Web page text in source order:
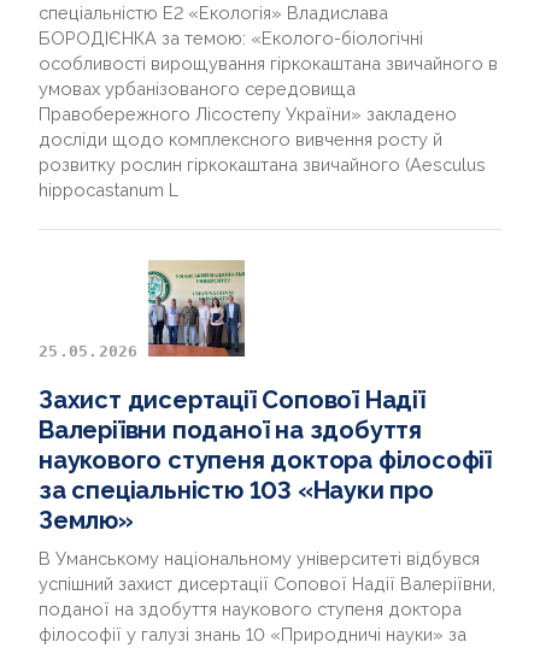
спеціальністю Е2 «Екологія» Владислава
БОРОДІЄНКА за темою: «Еколого-біологічні
особливості вирощування гіркокаштана звичайного в
умовах урбанізованого середовища
Правобережного Лісостепу України» закладено
досліди щодо комплексного вивчення росту й
розвитку рослин гіркокаштана звичайного (Aesculus
hippocastanum L
25.05.2026
Захист дисертації Сопової Надії
Валеріївни поданої на здобуття
наукового ступеня доктора філософії
за спеціальністю 103 «Науки про
Землю»
В Уманському національному університеті відбувся
успішний захист дисертації Сопової Надії Валеріївни,
поданої на здобуття наукового ступеня доктора
філософії у галузі знань 10 «Природничі науки» за